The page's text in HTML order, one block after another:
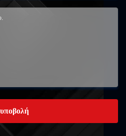
υποβολή